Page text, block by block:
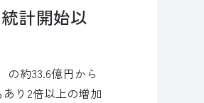
計開始以
の約33.6億円から
り2倍以上の増加